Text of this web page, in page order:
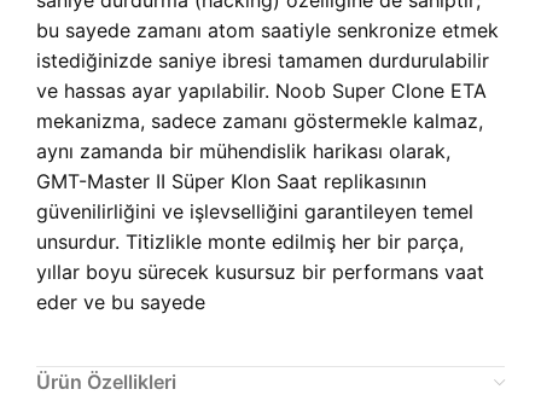
bu sayede zamanı atom saatiyle senkronize etmek
istediğinizde saniye ibresi tamamen durdurulabilir
ve hassas ayar yapılabilir. Noob Super Clone ETA
mekanizma, sadece zamanı göstermekle kalmaz,
aynı zamanda bir mühendislik harikası olarak,
GMT-Master II Süper Klon Saat replikasının
güvenilirliğini ve işlevselliğini garantileyen temel
unsurdur. Titizlikle monte edilmiş her bir parça,
yıllar boyu sürecek kusursuz bir performans vaat
eder ve bu sayede
Ürün Özellikleri